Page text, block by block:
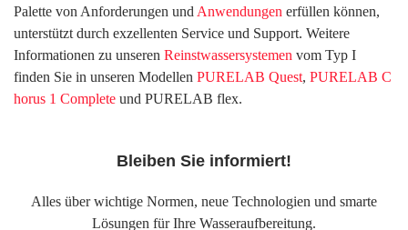
Palette von Anforderungen und Anwendungen erfüllen können,
unterstützt durch exzellenten Service und Support. Weitere
Informationen zu unseren Reinstwassersystemen vom Typ I
finden Sie in unseren Modellen PURELAB Quest, PURELAB C
horus 1 Complete und PURELAB flex.
Bleiben Sie informiert!
Alles über wichtige Normen, neue Technologien und smarte
Lösungen für Ihre Wasseraufbereitung.